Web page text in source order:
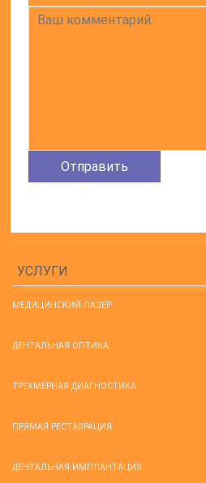
УСЛУГИ
МЕДИЦИНСКИЙ ЛАЗЕР
ДЕНТАЛЬНАЯ ОПТИКА
ТРЕХМЕРНАЯ ДИАГНОСТИКА
ПРЯМАЯ РЕСТАВРАЦИЯ
ДЕНТАЛЬНАЯ ИМПЛАНТАЦИЯ